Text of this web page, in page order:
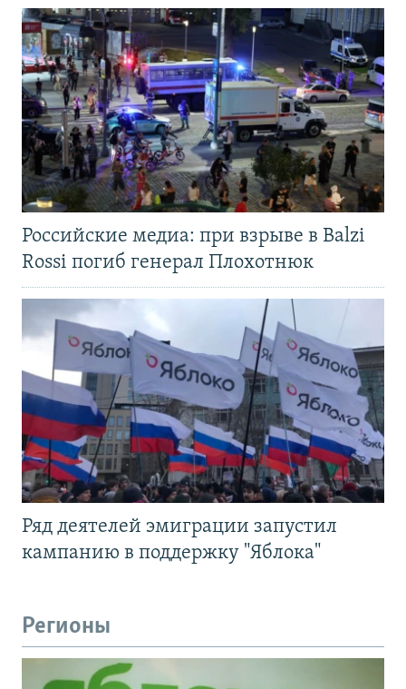
Российские медиа: при взрыве в Balzi
Rossi погиб генерал Плохотнюк
Ряд деятелей эмиграции запустил
кампанию в поддержку "Яблока"
Регионы